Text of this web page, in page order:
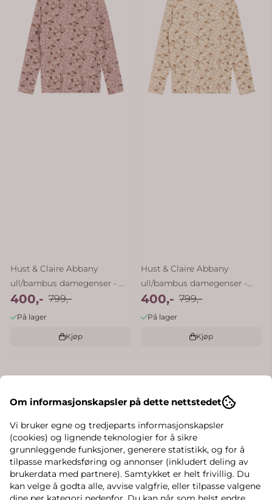
Hust & Claire Abbany
ull/bambus damegenser - ...
400,- 799,-
På lager
Kjøp
Hust & Claire Abbany
ull/bambus damegenser -
ecru
400,- 799,-
På lager
Kjøp
Om informasjonskapsler på dette nettstedet
Vi bruker egne og tredjeparts informasjonskapsler
(cookies) og lignende teknologier for å sikre
grunnleggende funksjoner, generere statistikk, og for å
tilpasse markedsføring og annonser (inkludert deling av
brukerdata med partnere). Samtykket er helt frivillig. Du
kan velge å godta alle, avvise valgfrie, eller tilpasse valgene